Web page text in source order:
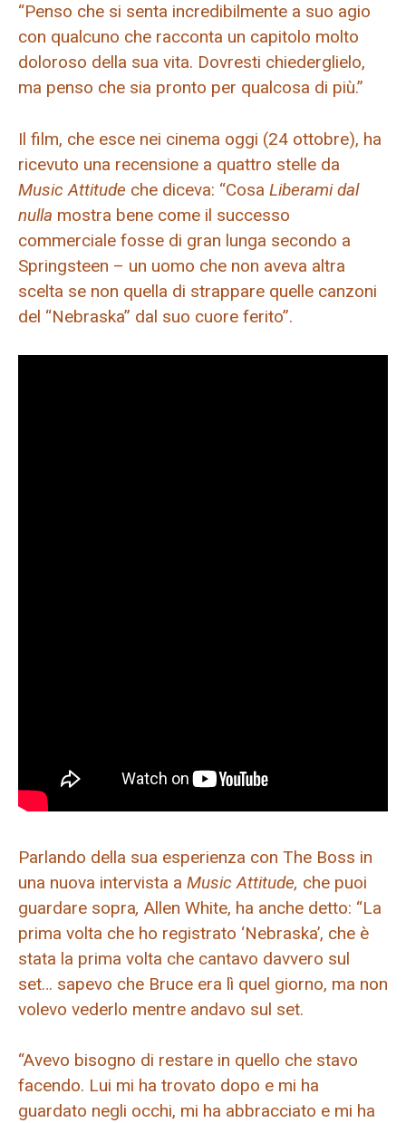
“Penso che si senta incredibilmente a suo agio
con qualcuno che racconta un capitolo molto
doloroso della sua vita. Dovresti chiederglielo,
ma penso che sia pronto per qualcosa di più.”
Il film, che esce nei cinema oggi (24 ottobre), ha
ricevuto una recensione a quattro stelle da
Music Attitude che diceva: “Cosa Liberami dal
nulla mostra bene come il successo
commerciale fosse di gran lunga secondo a
Springsteen – un uomo che non aveva altra
scelta se non quella di strappare quelle canzoni
del “Nebraska” dal suo cuore ferito”.
Parlando della sua esperienza con The Boss in
una nuova intervista a Music Attitude, che puoi
guardare sopra, Allen White, ha anche detto: “La
prima volta che ho registrato ‘Nebraska’, che è
stata la prima volta che cantavo davvero sul
set… sapevo che Bruce era lì quel giorno, ma non
volevo vederlo mentre andavo sul set.
“Avevo bisogno di restare in quello che stavo
facendo. Lui mi ha trovato dopo e mi ha
guardato negli occhi, mi ha abbracciato e mi ha